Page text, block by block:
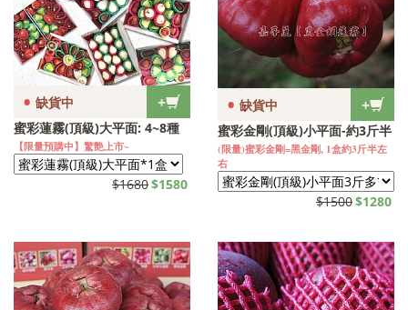
+
• 缺貨中
蜜彩蓮霧(頂級)大平面: 4~8種
【限量預購中】驚艶上市~
$1680$1580
+
• 缺貨中
蜜彩金剛(頂級)小平面-約3斤半
(限量)蜜彩金剛=黑金剛, 1盒約3斤半左
右
$1500$1280